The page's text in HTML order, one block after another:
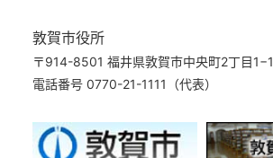
敦賀市役所
〒914-8501 福井県敦賀市中央町2丁目1−1
電話番号 0770-21-1111（代表）